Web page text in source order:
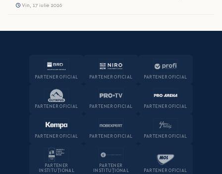
Vin, 17 iulie 2026
PARTENER OFICIAL PARTENER OFICIAL PARTENER OFICIAL
PARTENER OFICIAL PARTENER OFICIAL PARTENER OFICIAL
PARTENER OFICIAL PARTENER OFICIAL PARTENER OFICIAL
PARTENER
INSTITUȚIONAL
PARTENER
INSTITUȚIONAL
PARTENER OFICIAL